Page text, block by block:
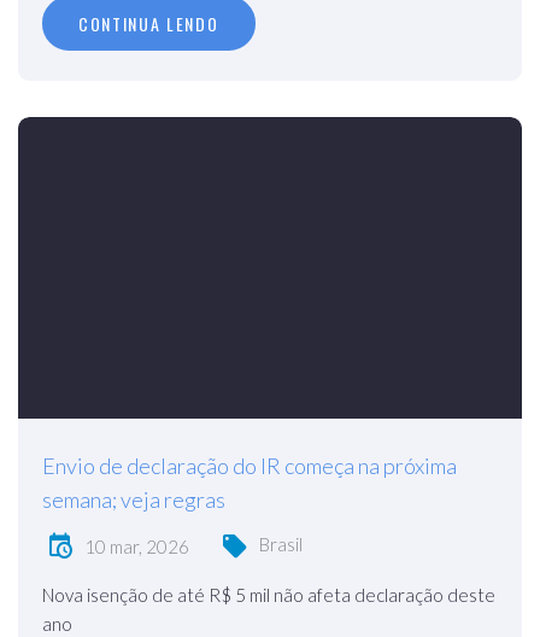
CONTINUA LENDO
Envio de declaração do IR começa na próxima
semana; veja regras
10 mar, 2026 Brasil
Nova isenção de até R$ 5 mil não afeta declaração deste
ano